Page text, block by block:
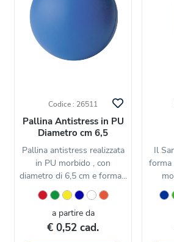
Codice : 26511
Pallina Antistress in PU
Diametro cm 6,5
Pallina antistress realizzata
in PU morbido , con
diametro di 6,5 cm e forma...
a partire da
€ 0,52 cad.
Il
forma